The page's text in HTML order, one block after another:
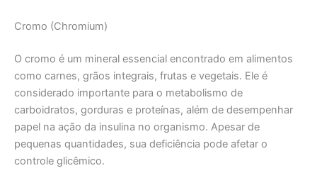
Cromo (Chromium)
O cromo é um mineral essencial encontrado em alimentos
como carnes, grãos integrais, frutas e vegetais. Ele é
considerado importante para o metabolismo de
carboidratos, gorduras e proteínas, além de desempenhar
papel na ação da insulina no organismo. Apesar de
pequenas quantidades, sua deficiência pode afetar o
controle glicêmico.